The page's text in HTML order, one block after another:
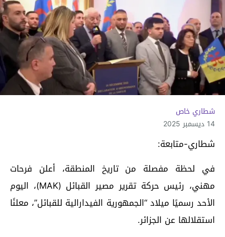
شطاري خاص
14 ديسمبر 2025
شطاري-متابعة:
في لحظة مفصلة من تاريخ المنطقة، أعلن فرحات
مهني، رئيس حركة تقرير مصير القبائل (MAK)، اليوم
الأحد رسميًا ميلاد “الجمهورية الفيدارالية للقبائل”، معلنًا
استقلالها عن الجزائر.